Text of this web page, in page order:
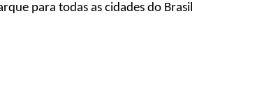
para todas as cidades do Brasil